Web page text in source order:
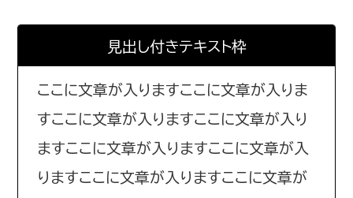
見出し付きテキスト枠
ここに文章が入りますここに文章が入りま
すここに文章が入りますここに文章が入り
ますここに文章が入りますここに文章が入
りますここに文章が入りますここに文章が